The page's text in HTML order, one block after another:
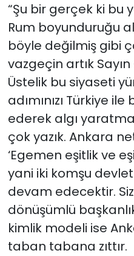
“Şu bir gerçek ki bu
Rum boyunduruğu
böyle değilmiş gibi
vazgeçin artık
Üstelik bu siyaseti
adımınızı Türkiye ile
ederek algı
çok yazık. Ankara
‘Egemen eşitlik ve
yani iki komşu
devam edecektir.
dönüşümlü
kimlik modeli ise
taban tabana zıttır.